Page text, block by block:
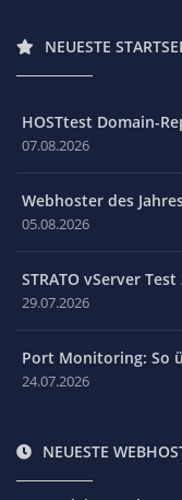
NEUESTE
HOSTtest Domain-
07.08.2026
Webhoster des
05.08.2026
STRATO vServer Test
29.07.2026
Port Monitoring: So
24.07.2026
NEUESTE